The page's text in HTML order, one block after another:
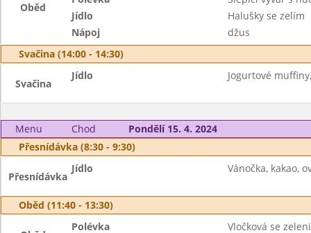
Oběd
Jídlo
Halušky se zelím
Nápoj
džus
Svačina (14:00 - 14:30)
Svačina
Jídlo Jogurtové
Menu Chod
Pondělí 15. 4. 2024
Přesnídávka (8:30 - 9:30)
Přesnídávka
Jídlo Vánočka, kakao,
Oběd (11:40 - 13:30)
Polévka Vločková se